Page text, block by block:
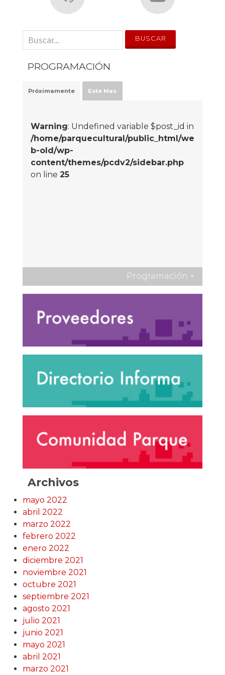
' . __('Search for:') . '
PROGRAMACIÓN
Próximamente Este Mes
Warning: Undefined variable $post_id in
/home/parquecultural/public_html/we
b-old/wp-
content/themes/pcdv2/sidebar.php
on line 25
Programación +
Archivos
mayo 2022
abril 2022
marzo 2022
febrero 2022
enero 2022
diciembre 2021
noviembre 2021
octubre 2021
septiembre 2021
agosto 2021
julio 2021
junio 2021
mayo 2021
abril 2021
marzo 2021